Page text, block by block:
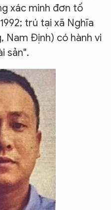
xác minh đơn tố
trú tại xã Nghĩa
Nam Định) có hành vi
sản".